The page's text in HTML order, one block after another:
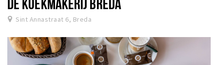
DE KOEKMAKERIJ BREDA
Sint Annastraat 6, Breda